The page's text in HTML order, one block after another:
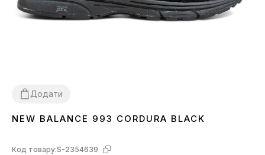
Додати
41
NEW BALANCE 993 CORDURA BLACK
Код товару:S-2354639